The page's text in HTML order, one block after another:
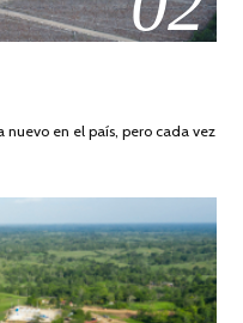
nuevo en el país, pero cada vez